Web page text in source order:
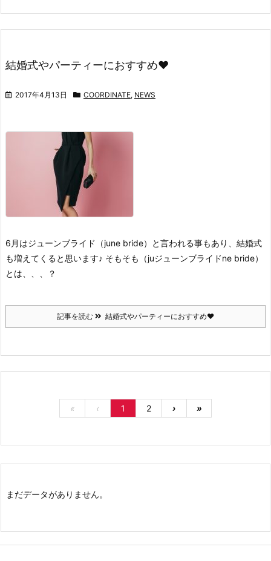
結婚式やパーティーにおすすめ♥
2017年4月13日 COORDINATE, NEWS
6月はジューンブライド（june bride） と言われる事もあり、 結婚式
も増えてくると思います♪ そもそも（juジューンブライドne bride）
とは、、、？
記事を読む 結婚式やパーティーにおすすめ♥
« ‹ 1 2 › »
まだデータがありません。